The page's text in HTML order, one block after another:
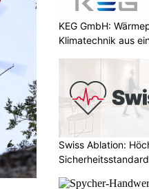
KEG GmbH:
Klimatechnik aus
Swiss Ablation: